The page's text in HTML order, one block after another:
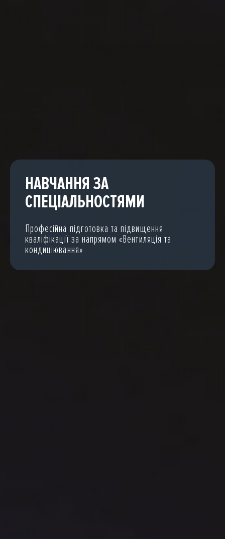
НАВЧАННЯ ЗА
СПЕЦІАЛЬНОСТЯМИ
Професійна підготовка та підвищення
кваліфікації за напрямом «Вентиляція та
кондиціювання»